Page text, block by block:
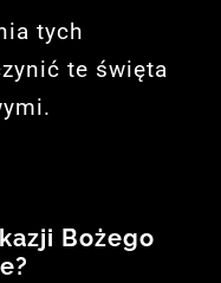
tych
te święta
Bożego